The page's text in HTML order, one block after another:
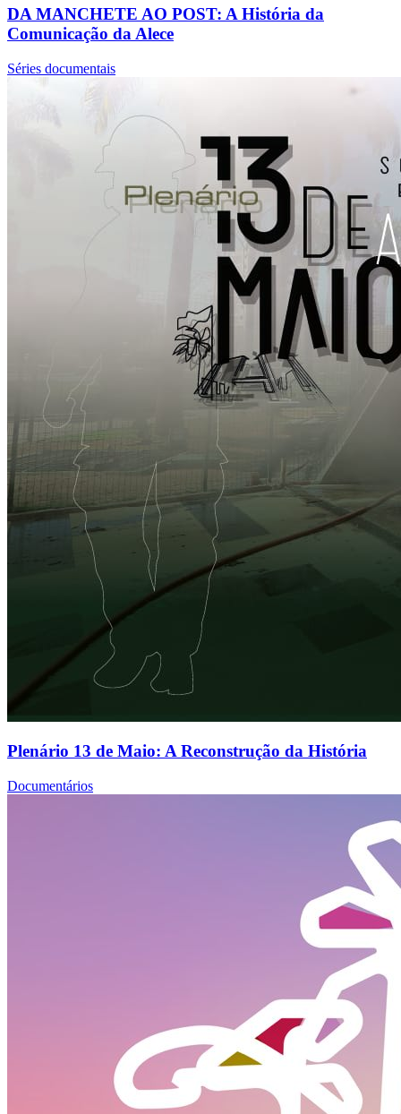
DA MANCHETE AO POST: A História da
Comunicação da Alece
Séries documentais
Plenário 13 de Maio: A Reconstrução da História
Documentários